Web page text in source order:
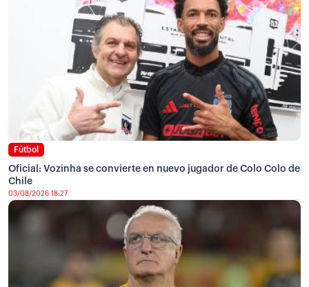
Fútbol
Oficial: Vozinha se convierte en nuevo jugador de Colo Colo de
Chile
03/08/2026 18:27